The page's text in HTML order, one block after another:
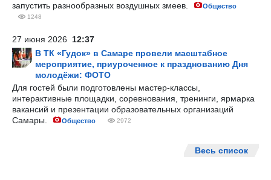
запустить разнообразных воздушных змеев.
Общество
1248
27 июня 2026 12:37
В ТК «Гудок» в Самаре провели масштабное
мероприятие, приуроченное к празднованию Дня
молодёжи: ФОТО
Для гостей были подготовлены мастер-классы,
интерактивные площадки, соревнования, тренинги, ярмарка
вакансий и презентации образовательных организаций
Самары.
Общество 2972
Весь список